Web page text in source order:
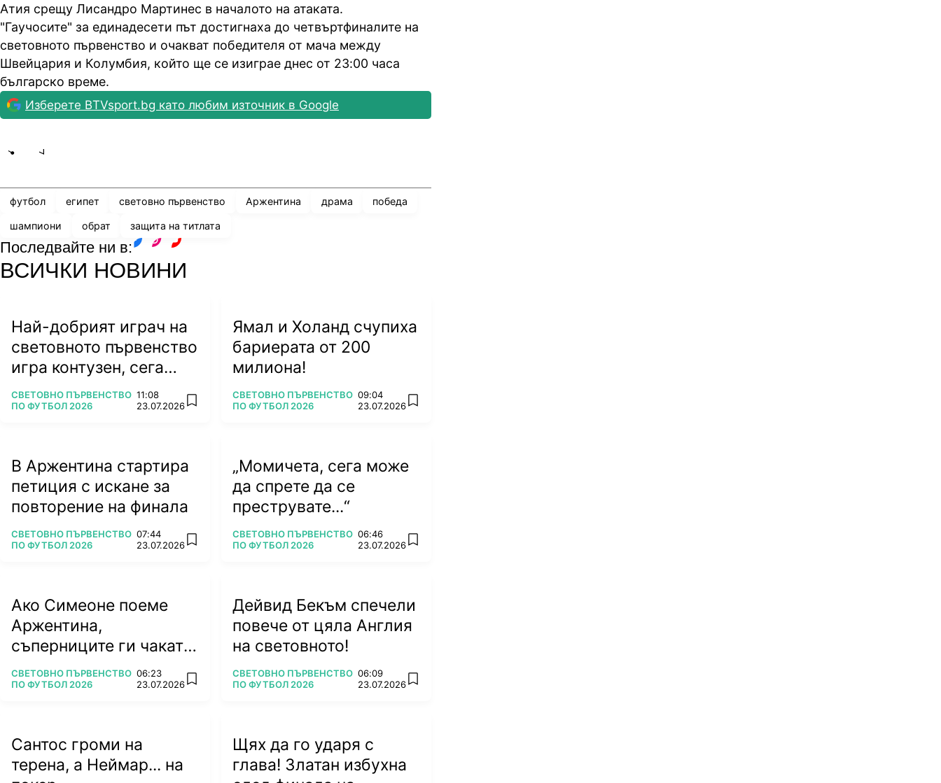
Атия срещу Лисандро Мартинес в началото на атаката.
"Гаучосите" за единадесети път достигнаха до четвъртфиналите на
световното първенство и очакват победителя от мача между
Швейцария и Колумбия, който ще се изиграе днес от 23:00 часа
българско време.
Изберете BTVsport.bg като любим източник в Google
футбол египет световно първенство Аржентина драма победа
шампиони обрат защита на титлата
Последвайте ни в:
ВСИЧКИ НОВИНИ
Най-добрият играч на
световното първенство
игра контузен, сега
ляга под ножа
ПОВЕЧЕ ОТ
СВЕТОВНО ПЪРВЕНСТВО
ПО ФУТБОЛ 2026
11:08
23.07.2026 add favorites
Ямал и Холанд счупиха
бариерата от 200
милиона!
ПОВЕЧЕ ОТ
СВЕТОВНО ПЪРВЕНСТВО
ПО ФУТБОЛ 2026
09:04
23.07.2026 add favorites
В Аржентина стартира
петиция с искане за
повторение на финала
ПОВЕЧЕ ОТ
СВЕТОВНО ПЪРВЕНСТВО
ПО ФУТБОЛ 2026
07:44
23.07.2026 add favorites
„Момичета, сега може
да спрете да се
преструвате...“
ПОВЕЧЕ ОТ
СВЕТОВНО ПЪРВЕНСТВО
ПО ФУТБОЛ 2026
06:46
23.07.2026 add favorites
Ако Симеоне поеме
Аржентина,
съперниците ги чакат
тежки времена
ПОВЕЧЕ ОТ
СВЕТОВНО ПЪРВЕНСТВО
ПО ФУТБОЛ 2026
06:23
23.07.2026 add favorites
Дейвид Бекъм спечели
повече от цяла Англия
на световното!
ПОВЕЧЕ ОТ
СВЕТОВНО ПЪРВЕНСТВО
ПО ФУТБОЛ 2026
06:09
23.07.2026 add favorites
Сантос громи на
терена, а Неймар... на
Щях да го ударя с
глава! Златан избухна